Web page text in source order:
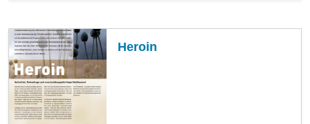
Heroin